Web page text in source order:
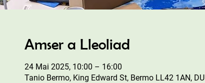
Amser a Lleoliad
24 Mai 2025, 10:00 – 16:00
Tanio Bermo, King Edward St, Bermo LL42 1AN, DU